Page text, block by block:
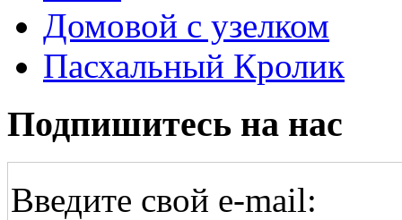
Домовой с узелком
Пасхальный Кролик
Подпишитесь на нас
Введите свой e-mail: